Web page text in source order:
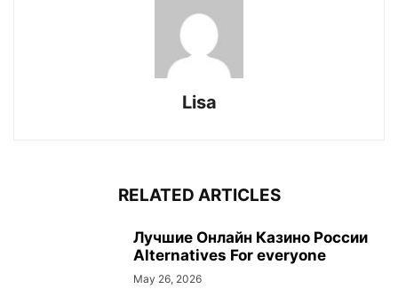
Lisa
RELATED ARTICLES
Лучшие Онлайн Казино России
Alternatives For everyone
May 26, 2026